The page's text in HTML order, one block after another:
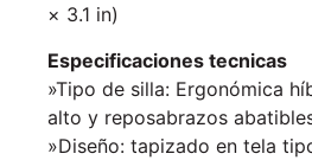
× 3.1 in)
Especificaciones tecnicas
»Tipo de silla: Ergonómica
alto y reposabrazos
»Diseño: tapizado en tela